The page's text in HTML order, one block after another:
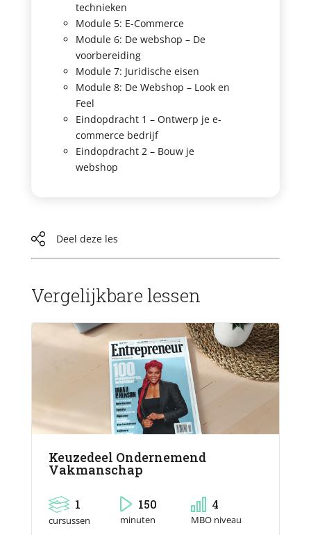
technieken
Module 5: E-Commerce
Module 6: De webshop – De
voorbereiding
Module 7: Juridische eisen
Module 8: De Webshop – Look en
Feel
Eindopdracht 1 – Ontwerp je e-
commerce bedrijf
Eindopdracht 2 – Bouw je
webshop
Deel deze les
Vergelijkbare lessen
Keuzedeel Ondernemend
Vakmanschap
1
cursussen
150
minuten
4
MBO niveau